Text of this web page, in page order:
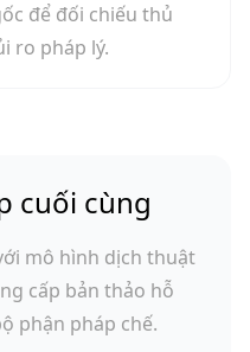
để đối chiếu thủ
ro pháp lý.
cuối cùng
mô hình dịch thuật
cấp bản thảo hỗ
phận pháp chế.